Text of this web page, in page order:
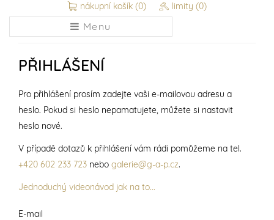
nákupní košík (0) limity (0)
Menu
PŘIHLÁŠENÍ
E-mail
Pro přihlášení prosím zadejte vaši e-mailovou adresu a
heslo. Pokud si heslo nepamatujete, můžete si nastavit
heslo nové.
V případě dotazů k přihlášení vám rádi pomůžeme na tel.
+420 602 233 723 nebo galerie@g-a-p.cz.
Jednoduchý videonávod jak na to...